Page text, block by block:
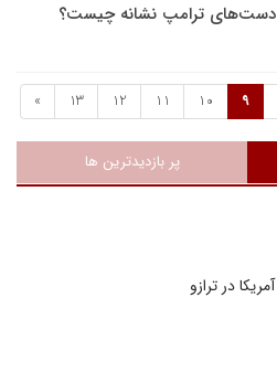
دست‌های ترامپ نشانه چیست؟
9
10
11
12
13
»
پر بازدیدترین ها
در ترازو